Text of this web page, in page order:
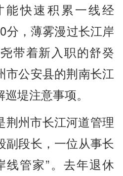
能快速积累一线经
分，薄雾漫过长江岸
带着新入职的舒癸
市公安县的荆南长江
堤注意事项。
荆州市长江河道管理
副段长，一位从事长
线管家”。去年退休